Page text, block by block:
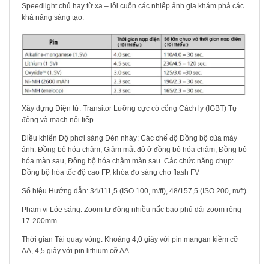
Speedlight chủ hay từ xa – lôi cuốn các nhiếp ảnh gia khám phá các
khả năng sáng tạo.
Xây dựng Điện tử: Transitor Lưỡng cực có cổng Cách ly (IGBT) Tự
động và mạch nối tiếp
Điều khiển Độ phơi sáng Đèn nháy: Các chế độ Đồng bộ của máy
ảnh: Đồng bộ hóa chậm, Giảm mắt đỏ ở đồng bộ hóa chậm, Đồng bộ
hóa màn sau, Đồng bộ hóa chậm màn sau. Các chức năng chụp:
Đồng bộ hóa tốc độ cao FP, khóa đo sáng cho flash FV
Số hiệu Hướng dẫn: 34/111,5 (ISO 100, m/ft), 48/157,5 (ISO 200, m/ft)
Phạm vi Lóe sáng: Zoom tự động nhiều nấc bao phủ dải zoom rộng
17-200mm
Thời gian Tái quay vòng: Khoảng 4,0 giây với pin mangan kiềm cỡ
AA, 4,5 giây với pin lithium cỡ AA